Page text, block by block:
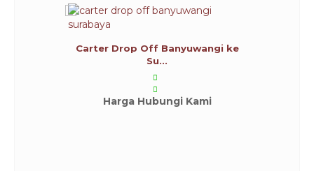
Carter Drop Off Banyuwangi ke
Su...
Harga Hubungi Kami